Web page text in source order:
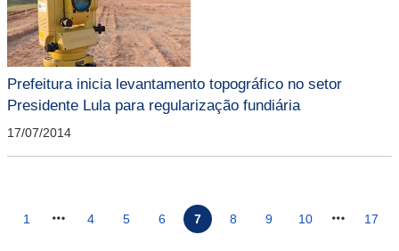
Prefeitura inicia levantamento topográfico no setor
Presidente Lula para regularização fundiária
17/07/2014
1 4 5 6 7 8 9 10 17